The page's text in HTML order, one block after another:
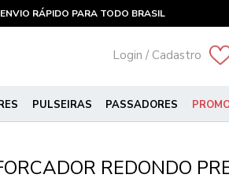
ENVIO RÁPIDO PARA TODO BRASIL
Login / Cadastro
PULSEIRAS PASSADORES
REDONDO